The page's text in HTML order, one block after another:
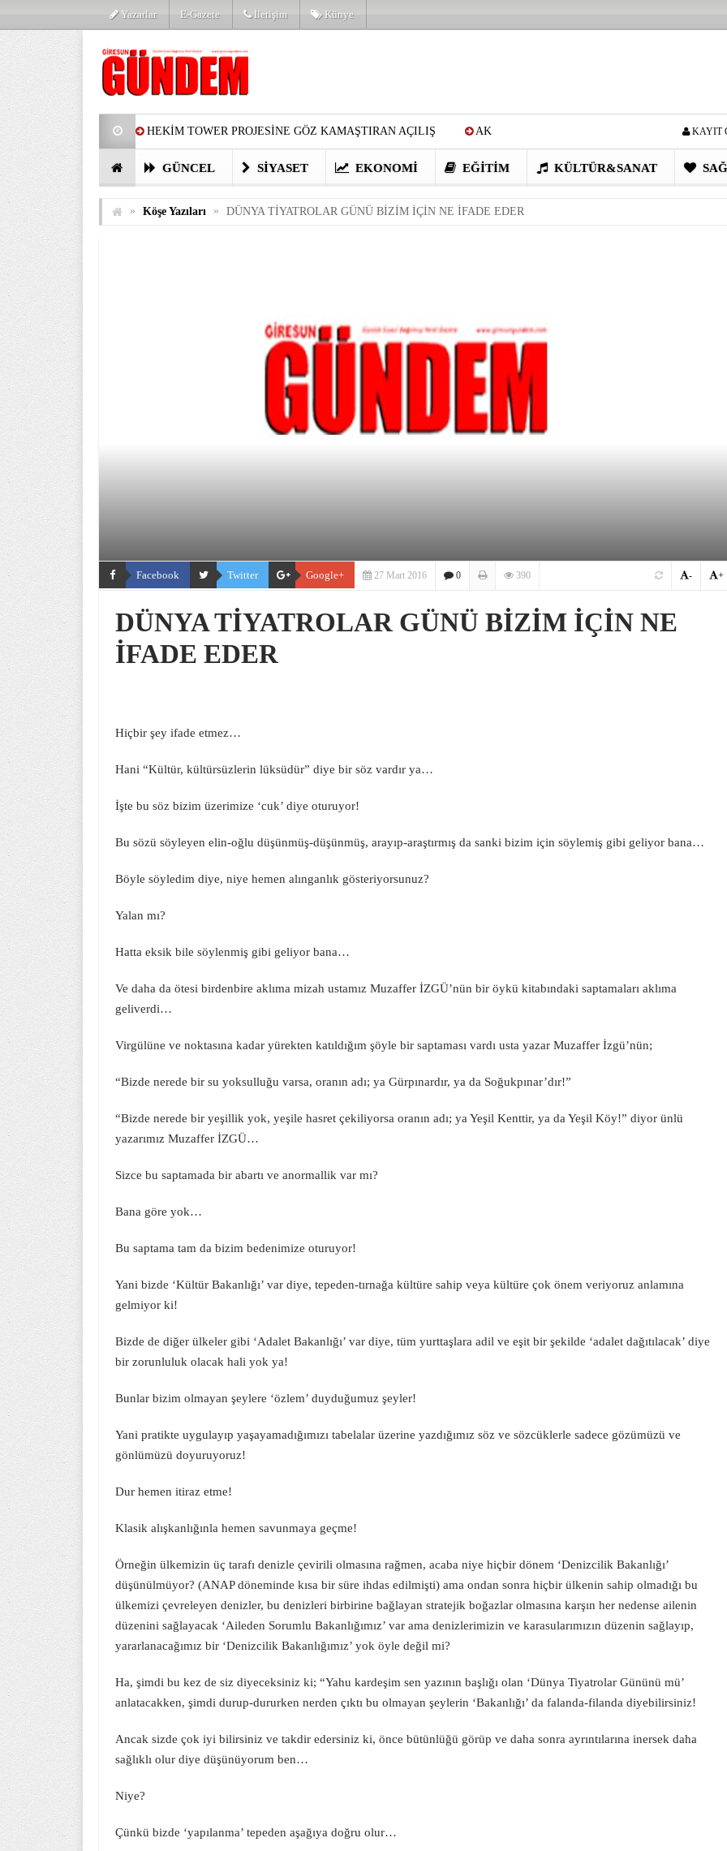
Yazarlar E-Gazete İletişim Künye
HEKİM TOWER PROJESİNE GÖZ KAMAŞTIRAN AÇILIŞ AK
PARTİ’DE YENİ YÜZLER HARUN CİCİ: VİDEOYU GÖRÜNCE
KAYIT
GÜNCEL SIYASET EKONOMI EĞITIM KÜLTÜR&SANAT
» Köşe Yazıları » DÜNYA TİYATROLAR GÜNÜ BİZİM İÇİN NE İFADE EDER
Facebook Twitter Google+ 27 Mart 2016 0 390 +
-
DÜNYA TİYATROLAR GÜNÜ BİZİM İÇİN NE
İFADE EDER
Hiçbir şey ifade etmez…
Hani “Kültür, kültürsüzlerin lüksüdür” diye bir söz vardır ya…
İşte bu söz bizim üzerimize ‘cuk’ diye oturuyor!
Bu sözü söyleyen elin-oğlu düşünmüş-düşünmüş, arayıp-araştırmış da sanki bizim için söylemiş gibi geliyor bana…
Böyle söyledim diye, niye hemen alınganlık gösteriyorsunuz?
Yalan mı?
Hatta eksik bile söylenmiş gibi geliyor bana…
Ve daha da ötesi birdenbire aklıma mizah ustamız Muzaffer İZGÜ’nün bir öykü kitabındaki saptamaları aklıma
geliverdi…
Virgülüne ve noktasına kadar yürekten katıldığım şöyle bir saptaması vardı usta yazar Muzaffer İzgü’nün;
“Bizde nerede bir su yoksulluğu varsa, oranın adı; ya Gürpınardır, ya da Soğukpınar’dır!”
“Bizde nerede bir yeşillik yok, yeşile hasret çekiliyorsa oranın adı; ya Yeşil Kenttir, ya da Yeşil Köy!” diyor ünlü
yazarımız Muzaffer İZGÜ…
Sizce bu saptamada bir abartı ve anormallik var mı?
Bana göre yok…
Bu saptama tam da bizim bedenimize oturuyor!
Yani bizde ‘Kültür Bakanlığı’ var diye, tepeden-tırnağa kültüre sahip veya kültüre çok önem veriyoruz anlamına
gelmiyor ki!
Bizde de diğer ülkeler gibi ‘Adalet Bakanlığı’ var diye, tüm yurttaşlara adil ve eşit bir şekilde ‘adalet dağıtılacak’ diye
bir zorunluluk olacak hali yok ya!
Bunlar bizim olmayan şeylere ‘özlem’ duyduğumuz şeyler!
Yani pratikte uygulayıp yaşayamadığımızı tabelalar üzerine yazdığımız söz ve sözcüklerle sadece gözümüzü ve
gönlümüzü doyuruyoruz!
Dur hemen itiraz etme!
Klasik alışkanlığınla hemen savunmaya geçme!
Örneğin ülkemizin üç tarafı denizle çevirili olmasına rağmen, acaba niye hiçbir dönem ‘Denizcilik Bakanlığı’
düşünülmüyor? (ANAP döneminde kısa bir süre ihdas edilmişti) ama ondan sonra hiçbir ülkenin sahip olmadığı bu
ülkemizi çevreleyen denizler, bu denizleri birbirine bağlayan stratejik boğazlar olmasına karşın her nedense ailenin
düzenini sağlayacak ‘Aileden Sorumlu Bakanlığımız’ var ama denizlerimizin ve karasularımızın düzenin sağlayıp,
yararlanacağımız bir ‘Denizcilik Bakanlığımız’ yok öyle değil mi?
Ha, şimdi bu kez de siz diyeceksiniz ki; “Yahu kardeşim sen yazının başlığı olan ‘Dünya Tiyatrolar Gününü mü’
anlatacakken, şimdi durup-dururken nerden çıktı bu olmayan şeylerin ‘Bakanlığı’ da falanda-filanda diyebilirsiniz!
Ancak sizde çok iyi bilirsiniz ve takdir edersiniz ki, önce bütünlüğü görüp ve daha sonra ayrıntılarına inersek daha
sağlıklı olur diye düşünüyorum ben…
Niye?
Çünkü bizde ‘yapılanma’ tepeden aşağıya doğru olur…